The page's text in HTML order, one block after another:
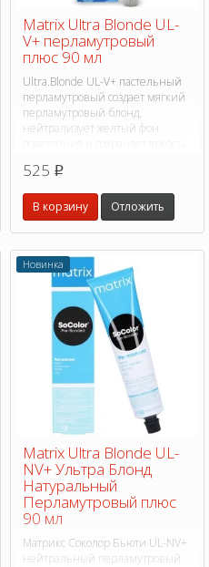
Matrix Ultra Blonde UL-
V+ перламутровый
плюс 90 мл
Ultra.Blonde UL-V+ пастельный
перламутровый создает мягкий
перламутровый блонд,
нейтрализует желтый фон
525 p
В корзину Отложить
Новинка
Matrix Ultra Blonde UL-
NV+ Ультра Блонд
Натуральный
Перламутровый плюс
90 мл
Матрикс Соколор Бьюти UL-NV+
нейтральный перламутровый